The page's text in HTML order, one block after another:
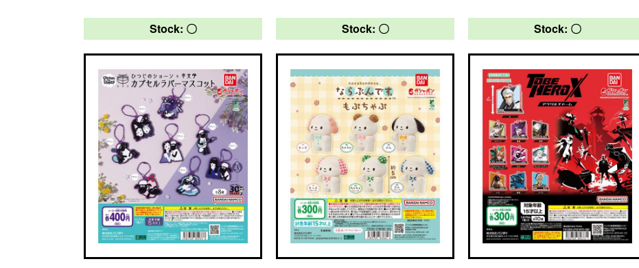
Stock: 〇 Stock: 〇 Stock: 〇